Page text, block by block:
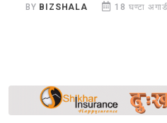
BY BIZSHALA 18 घण्टा